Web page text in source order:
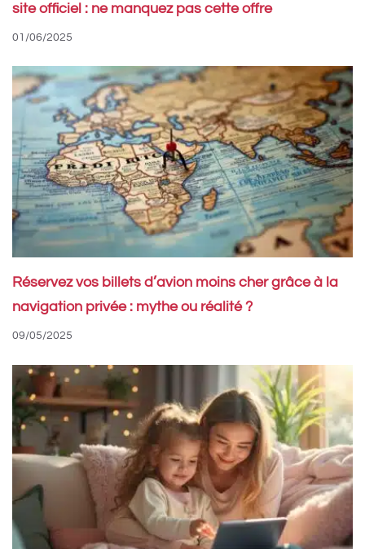
site officiel : ne manquez pas cette offre
01/06/2025
Réservez vos billets d’avion moins cher grâce à la
navigation privée : mythe ou réalité ?
09/05/2025